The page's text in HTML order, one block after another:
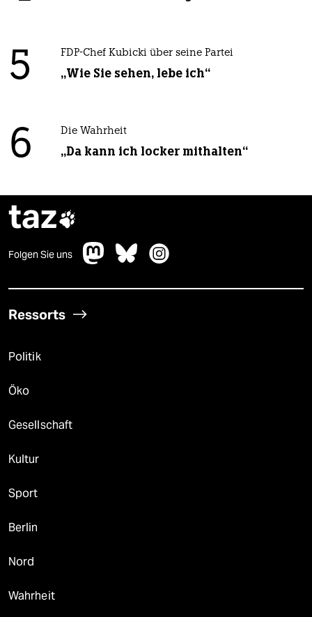
5 FDP-Chef Kubicki über seine Partei
„Wie Sie sehen, lebe ich“
6 Die Wahrheit
„Da kann ich locker mithalten“
taz
Folgen Sie uns
Ressorts
Politik
Öko
Gesellschaft
Kultur
Sport
Berlin
Nord
Wahrheit